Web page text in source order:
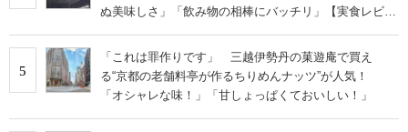
ぬ美味しさ」「飲み物の相棒にバッチリ」【実食レビュ
5
「これは罪作りです」 三越伊勢丹の菓遊庵で買え
る“京都の老舗料亭が作るちりめんナッツ”が人気！
「オシャレな味！」「甘しょっぱくておいしい！」